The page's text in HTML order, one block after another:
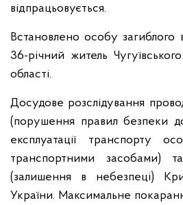
відпрацьовується.
Встановлено особу
36-річний житель
області.
Досудове розслідування
(порушення правил безпеки
експлуатації транспорту
транспортними
(залишення в небезпеці)
України. Максимальне